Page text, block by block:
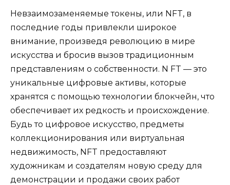
Невзаимозаменяемые токены, или NFT, в
последние годы привлекли широкое
внимание, произведя революцию в мире
искусства и бросив вызов традиционным
представлениям о собственности. N FT — это
уникальные цифровые активы, которые
хранятся с помощью технологии блокчейн, что
обеспечивает их редкость и происхождение.
Будь то цифровое искусство, предметы
коллекционирования или виртуальная
недвижимость, NFT предоставляют
художникам и создателям новую среду для
демонстрации и продажи своих работ